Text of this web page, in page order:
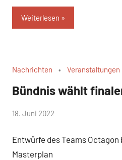
Weiterlesen
Nachrichten Veranstaltungen
Bündnis wählt
von
18. Juni 2022
Entwürfe des Teams
Masterplan